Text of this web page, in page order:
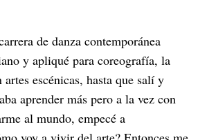
de danza contemporánea
y apliqué para coreografía, la
escénicas, hasta que salí y
aprender más pero a la vez con
al mundo, empecé a